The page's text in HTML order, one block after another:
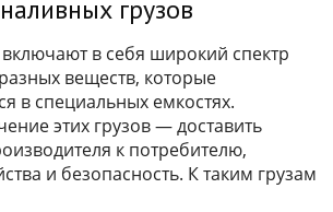
грузов
в себя широкий спектр
веществ, которые
в специальных емкостях.
этих грузов — доставить
к потребителю,
и безопасность. К таким грузам